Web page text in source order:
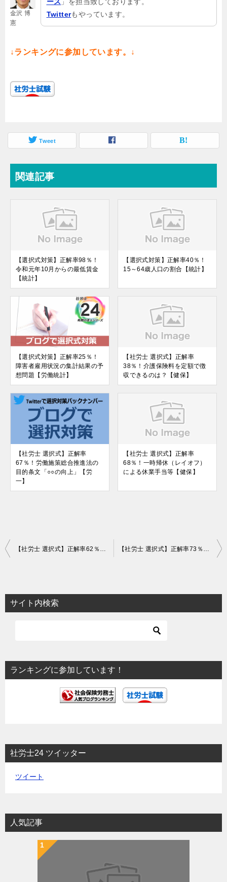
金沢 博
憲
Twitterもやっています。
↓ランキングに参加しています。↓
Tweet
関連記事
【選択式対策】正解率98％！
令和元年10月からの最低賃金
【統計】
【選択式対策】正解率40％！
15～64歳人口の割合【統計】
【選択式対策】正解率25％！
障害者雇用状況の集計結果の予
想問題【労働統計】
【社労士 選択式】正解率
38％！介護保険料を定額で徴
収できるのは？【健保】
【社労士 選択式】正解率
67％！労働施策総合推進法の
目的条文「○○の向上」【労
一】
【社労士 選択式】正解率
68％！一時帰休（レイオフ）
による休業手当等【健保】
投
ビ
ゲ
ョ
ン
【社労士 選択式】正解率62％！女性の活躍推進に関する情報公表【労一】 【社労士 選択式】正解率73％！日本年金機構への権限の委任【健保】
サイト内検索
ランキングに参加しています！
社労士24 ツイッター
ツイート
人気記事